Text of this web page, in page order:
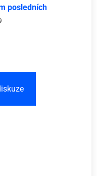
posledních